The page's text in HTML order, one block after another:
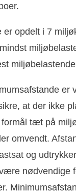
er opdelt i 7
er
at der ikke
tæt på
omvendt.
og
nødvendige